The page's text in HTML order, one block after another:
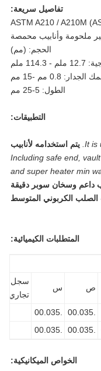
تفاصيل سريعة:
وأنابيب محمصة
الحجم: (مم)
مم -15 مم
الطول: 5-25 مم
التطبيقات:
يتم استخدامه لأنابيب
Including safe
and super heater
وسخان سوبر دقيقة
الكربوني المتوسط
المتطلبات الكيميائية:
تجاري
مو
.00.035
.00.035
الخواص الميكانيكية: